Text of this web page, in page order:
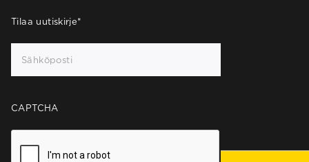
Tilaa uutiskirje*
CAPTCHA